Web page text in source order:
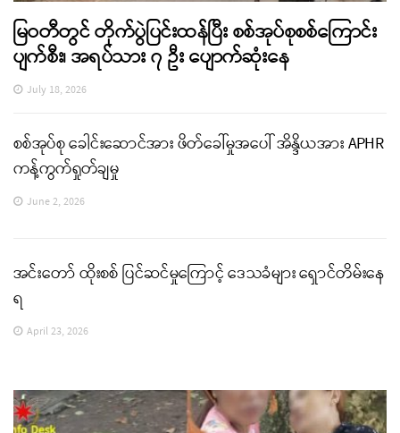
မြဝတီတွင် တိုက်ပွဲပြင်းထန်ပြီး စစ်အုပ်စုစစ်ကြောင်း
ပျက်စီး၊ အရပ်သား ၇ ဦး ပျောက်ဆုံးနေ
July 18, 2026
စစ်အုပ်စု ခေါင်းဆောင်အား ဖိတ်ခေါ်မှုအပေါ် အိန္ဒိယအား APHR
ကန့်ကွက်ရှုတ်ချမှု
June 2, 2026
အင်းတော် ထိုးစစ် ပြင်ဆင်မှုကြောင့် ဒေသခံများ ရှောင်တိမ်းနေ
ရ
April 23, 2026